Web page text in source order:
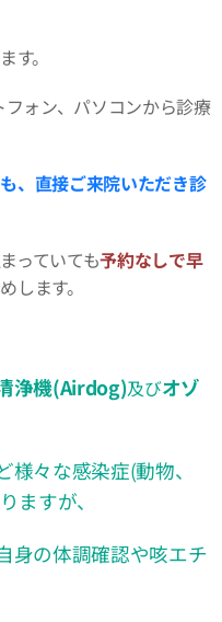
。
ォン、パソコンから診療
、直接ご来院いただき診
っていても予約なしで早
します。
浄機(Airdog)及びオゾ
々な感染症(動物、
ますが、
身の体調確認や咳エチ